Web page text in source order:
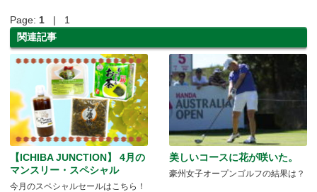
Page: 1 | 1
関連記事
【ICHIBA JUNCTION】 4月の
マンスリー・スペシャル
今月のスペシャルセールはこちら！
美しいコースに花が咲いた。
豪州女子オープンゴルフの結果は？